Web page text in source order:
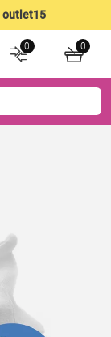
outlet15
0 0